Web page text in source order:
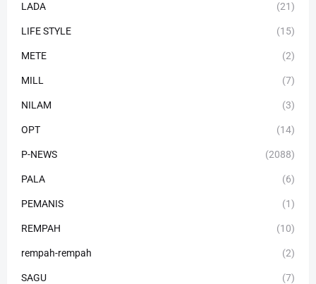
LADA (21)
LIFE STYLE (15)
METE (2)
MILL (7)
NILAM (3)
OPT (14)
P-NEWS (2088)
PALA (6)
PEMANIS (1)
REMPAH (10)
rempah-rempah (2)
SAGU (7)